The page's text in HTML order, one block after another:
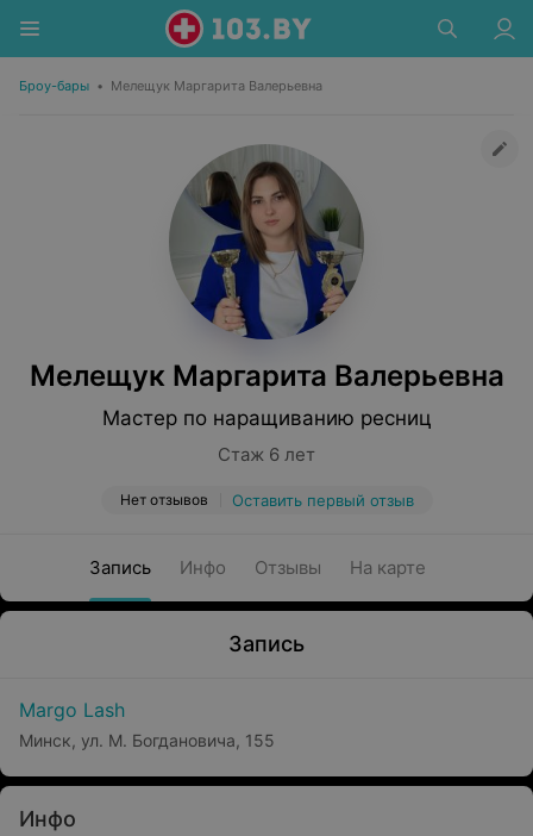
Броу-бары • Мелещук Маргарита Валерьевна
Мелещук Маргарита Валерьевна
Мастер по наращиванию ресниц
Стаж 6 лет
Нет отзывов Оставить первый отзыв
Запись Инфо Отзывы На карте
Запись
Margo Lash
Минск, ул. М. Богдановича, 155
Инфо